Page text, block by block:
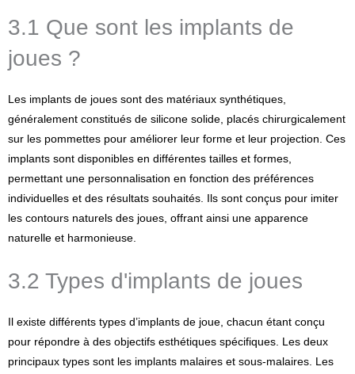
3.1 Que sont les implants de
joues ?
Les implants de joues sont des matériaux synthétiques,
généralement constitués de silicone solide, placés chirurgicalement
sur les pommettes pour améliorer leur forme et leur projection. Ces
implants sont disponibles en différentes tailles et formes,
permettant une personnalisation en fonction des préférences
individuelles et des résultats souhaités. Ils sont conçus pour imiter
les contours naturels des joues, offrant ainsi une apparence
naturelle et harmonieuse.
3.2 Types d'implants de joues
Il existe différents types d’implants de joue, chacun étant conçu
pour répondre à des objectifs esthétiques spécifiques. Les deux
principaux types sont les implants malaires et sous-malaires. Les